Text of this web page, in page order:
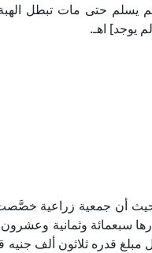
حتى مات تبطل
يوجد] اهـ.
حيث أن جمعية زراعية
لإحدى السيدات سنة 1983م مقابل مبلغ